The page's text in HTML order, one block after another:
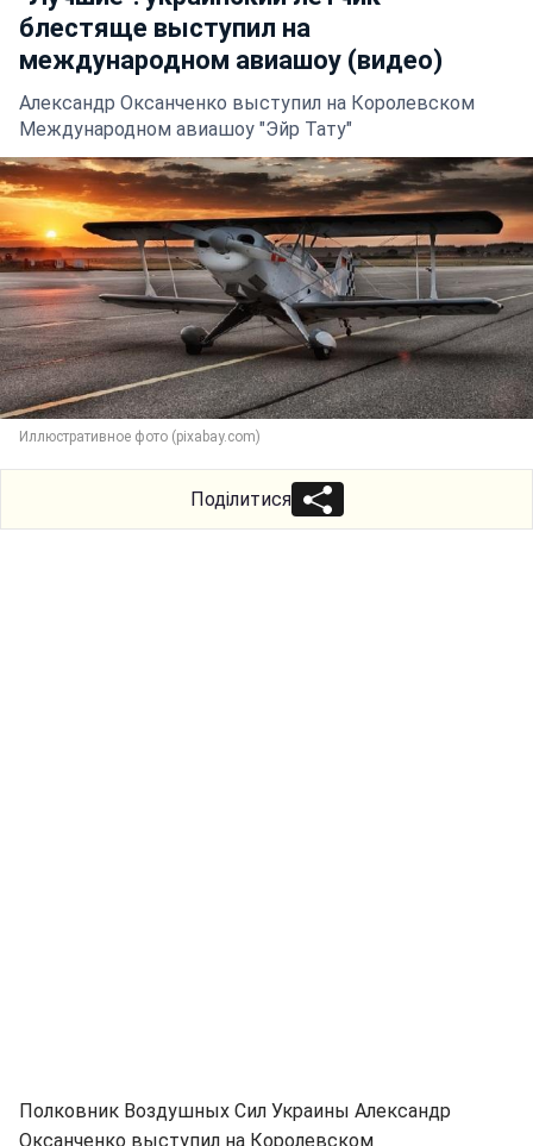
блестяще выступил на
международном авиашоу (видео)
Александр Оксанченко выступил на Королевском
Международном авиашоу "Эйр Тату"
Иллюстративное фото (pixabay.com)
Поділитися
Полковник Воздушных Сил Украины Александр
Оксанченко выступил на Королевском